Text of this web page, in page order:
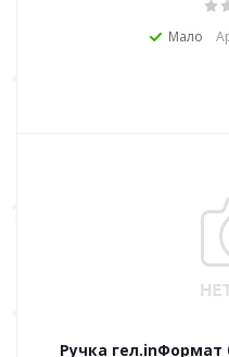
Мало
Ручка